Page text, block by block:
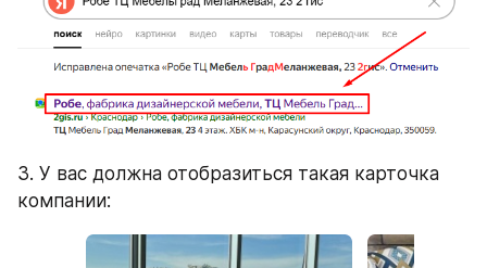
3. У вас должна отобразиться такая карточка
компании: